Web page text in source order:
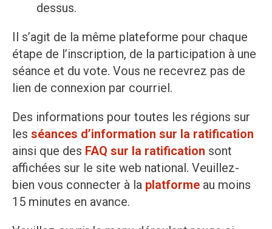
dessus.
Il s’agit de la même plateforme pour chaque
étape de l’inscription, de la participation à une
séance et du vote. Vous ne recevrez pas de
lien de connexion par courriel.
Des informations pour toutes les régions sur
les séances d’information sur la ratification
ainsi que des FAQ sur la ratification sont
affichées sur le site web national. Veuillez-
bien vous connecter à la platforme au moins
15 minutes en avance.